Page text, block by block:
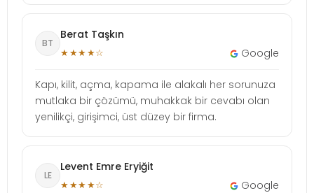
BT
Berat Taşkın
★★★★☆ Google
Kapı, kilit, açma, kapama ile alakalı her sorunuza
mutlaka bir çözümü, muhakkak bir cevabı olan
yenilikçi, girişimci, üst düzey bir firma.
LE
Levent Emre Eryiğit
★★★★☆ Google